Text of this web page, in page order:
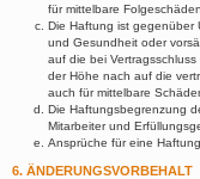
für mittelbare
Die Haftung ist gegenüber
und Gesundheit oder
auf die bei
der Höhe nach auf die
auch für mittelbare
Die Haftungsbegrenzung
Mitarbeiter und
Ansprüche für eine
6. ÄNDERUNGSVORBEHALT